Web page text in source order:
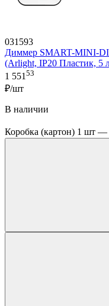
031593
Диммер SMART-MINI-
(Arlight, IP20 Пластик, 5
1 551 53
₽/шт
В наличии
Коробка (картон) 1 шт —